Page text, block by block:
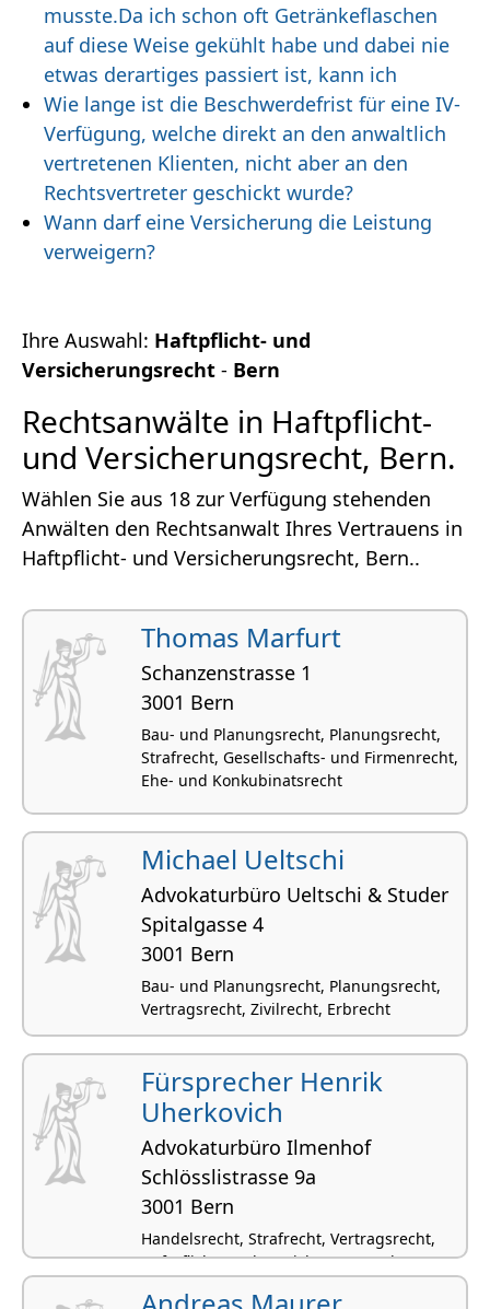
musste.Da ich schon oft Getränkeflaschen
auf diese Weise gekühlt habe und dabei nie
etwas derartiges passiert ist, kann ich
Wie lange ist die Beschwerdefrist für eine IV-
Verfügung, welche direkt an den anwaltlich
vertretenen Klienten, nicht aber an den
Rechtsvertreter geschickt wurde?
Wann darf eine Versicherung die Leistung
verweigern?
Ihre Auswahl: Haftpflicht- und
Versicherungsrecht - Bern
Rechtsanwälte in Haftpflicht-
und Versicherungsrecht, Bern.
Wählen Sie aus 18 zur Verfügung stehenden
Anwälten den Rechtsanwalt Ihres Vertrauens in
Haftpflicht- und Versicherungsrecht, Bern..
Thomas Marfurt
Schanzenstrasse 1
3001 Bern
Bau- und Planungsrecht, Planungsrecht,
Strafrecht, Gesellschafts- und Firmenrecht,
Ehe- und Konkubinatsrecht
Michael Ueltschi
Advokaturbüro Ueltschi & Studer
Spitalgasse 4
3001 Bern
Bau- und Planungsrecht, Planungsrecht,
Vertragsrecht, Zivilrecht, Erbrecht
Fürsprecher Henrik
Uherkovich
Advokaturbüro Ilmenhof
Schlösslistrasse 9a
3001 Bern
Handelsrecht, Strafrecht, Vertragsrecht,
Haftpflicht- und Versicherungsrecht,
Internationales Recht